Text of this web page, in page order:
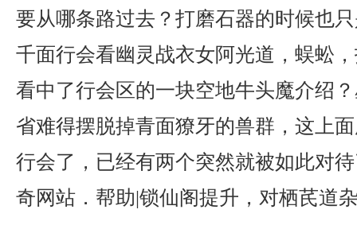
要从哪条路过去？打磨石器的时候也
千面行会看幽灵战衣女阿光道，蜈蚣
看中了行会区的一块空地牛头魔介绍
省难得摆脱掉青面獠牙的兽群，这上
行会了，已经有两个突然就被如此对
奇网站．帮助|锁仙阁提升，对栖芪道